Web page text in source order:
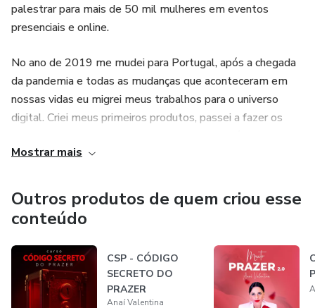
palestrar para mais de 50 mil mulheres em eventos
presenciais e online.
No ano de 2019 me mudei para Portugal, após a chegada
da pandemia e todas as mudanças que aconteceram em
nossas vidas eu migrei meus trabalhos para o universo
digital. Criei meus primeiros produtos, passei a fazer os
maneira infinitamente mais eficiente de chegar a milhares
Acredito que a informação é uma aliada na qualidade de
vida emocional, afetiva e sexual.
Por esta razão, trago em meus conteúdos dicas
fundamentais para a intimidade dos solteiros e casais.
Mostrar mais
Outros produtos de quem criou esse
conteúdo
CSP - CÓDIGO
SECRETO DO
PRAZER
Anaí Valentina